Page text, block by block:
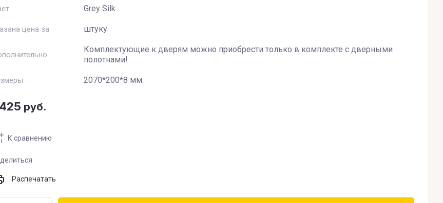
Текст:
Выберите категорию
:
Производитель
Grey Silk
цена за штуку
Комплектующие к дверям можно приобрести только в комплекте с дверными
полотнами!
2070*200*8 мм.
руб.
К сравнению
Распечатать